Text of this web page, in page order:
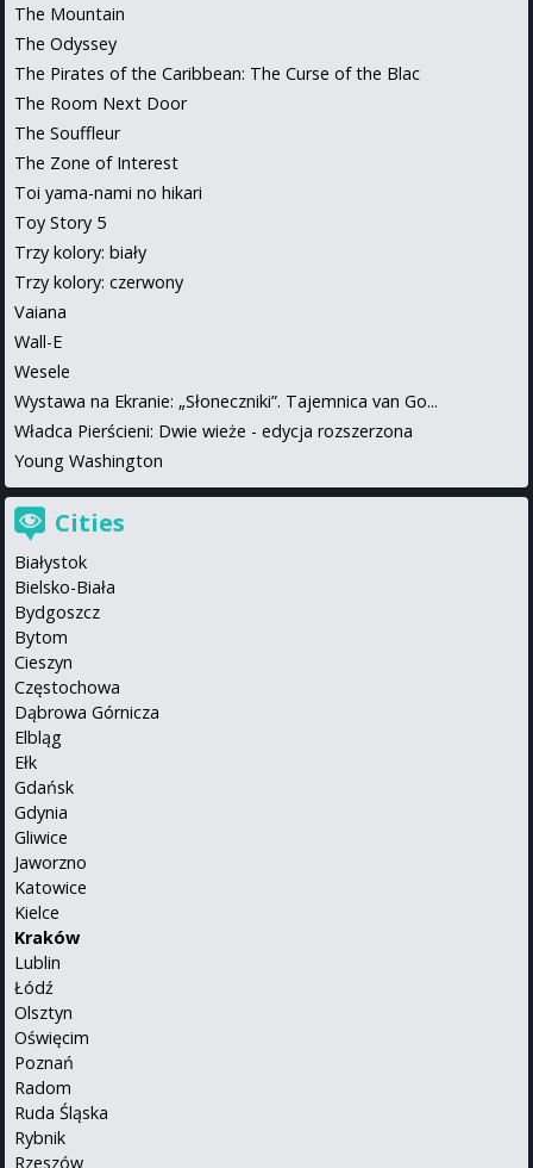
The Mountain
The Odyssey
The Pirates of the Caribbean: The Curse of the Blac
The Room Next Door
The Souffleur
The Zone of Interest
Toi yama-nami no hikari
Toy Story 5
Trzy kolory: biały
Trzy kolory: czerwony
Vaiana
Wall-E
Wesele
Wystawa na Ekranie: „Słoneczniki”. Tajemnica van Go...
Władca Pierścieni: Dwie wieże - edycja rozszerzona
Young Washington
Cities
Białystok
Bielsko-Biała
Bydgoszcz
Bytom
Cieszyn
Częstochowa
Dąbrowa Górnicza
Elbląg
Ełk
Gdańsk
Gdynia
Gliwice
Jaworzno
Katowice
Kielce
Kraków
Lublin
Łódź
Olsztyn
Oświęcim
Poznań
Radom
Ruda Śląska
Rybnik
Rzeszów